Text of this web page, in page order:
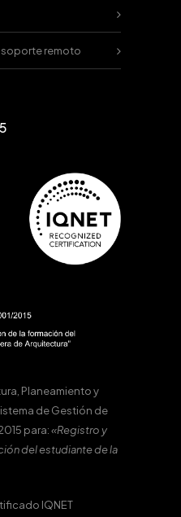
remoto
Planeamiento y
de Gestión de
para:«Registro y
del estudiante de la
IQNET